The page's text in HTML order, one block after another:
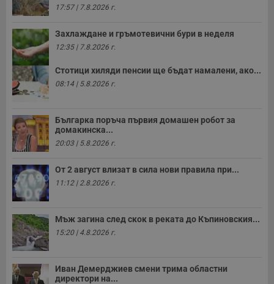
17:57 | 7.8.2026 г.
Захлаждане и гръмотевични бури в неделя
12:35 | 7.8.2026 г.
Стотици хиляди пенсии ще бъдат намалени, ако...
08:14 | 5.8.2026 г.
Българка поръча първия домашен робот за
домакинска...
20:03 | 5.8.2026 г.
От 2 август влизат в сила нови правила при...
11:12 | 2.8.2026 г.
Мъж загина след скок в реката до Къпиновския...
15:20 | 4.8.2026 г.
Иван Демерджиев смени трима областни
директори на...